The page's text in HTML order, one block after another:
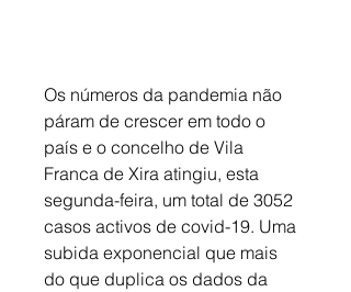
Os números da pandemia não
páram de crescer em todo o
país e o concelho de Vila
Franca de Xira atingiu, esta
segunda-feira, um total de 3052
casos activos de covid-19. Uma
subida exponencial que mais
do que duplica os dados da